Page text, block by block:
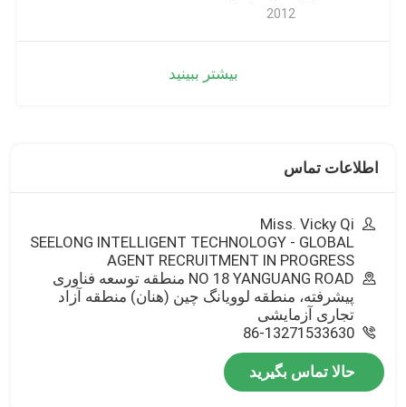
2012
بیشتر ببینید
اطلاعات تماس
Miss. Vicky Qi
SEELONG INTELLIGENT TECHNOLOGY - GLOBAL
AGENT RECRUITMENT IN PROGRESS
NO 18 YANGUANG ROAD منطقه توسعه فناوری
پیشرفته، منطقه لوویانگ چین (هنان) منطقه آزاد
تجاری آزمایشی
86-13271533630
حالا تماس بگیرید